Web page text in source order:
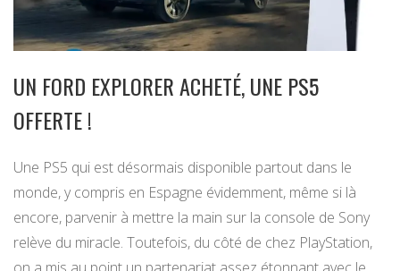
UN FORD EXPLORER ACHETÉ, UNE PS5
OFFERTE !
Une PS5 qui est désormais disponible partout dans le
monde, y compris en Espagne évidemment, même si là
encore, parvenir à mettre la main sur la console de Sony
relève du miracle. Toutefois, du côté de chez PlayStation,